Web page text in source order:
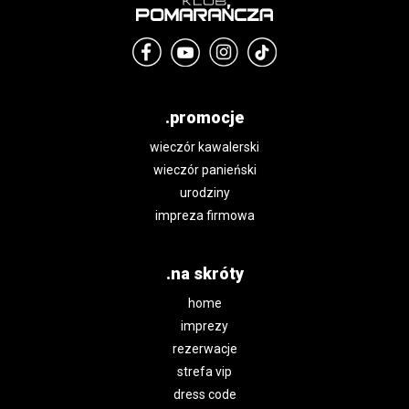
.promocje
wieczór kawalerski
wieczór panieński
urodziny
impreza firmowa
.na skróty
home
imprezy
rezerwacje
strefa vip
dress code